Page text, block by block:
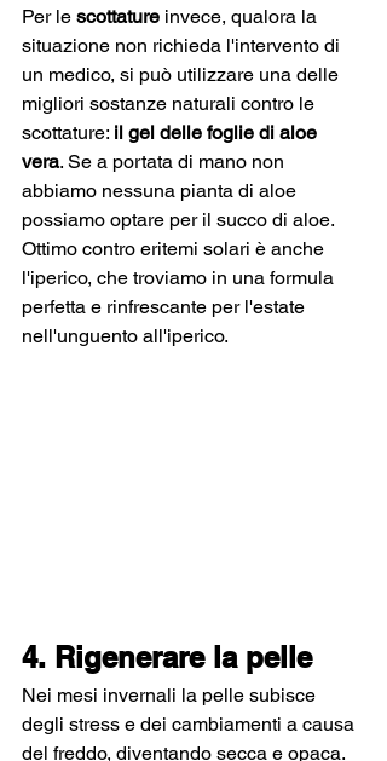
Per le scottature invece, qualora la
situazione non richieda l'intervento di
un medico, si può utilizzare una delle
migliori sostanze naturali contro le
scottature: il gel delle foglie di aloe
vera. Se a portata di mano non
abbiamo nessuna pianta di aloe
possiamo optare per il succo di aloe.
Ottimo contro eritemi solari è anche
l'iperico, che troviamo in una formula
perfetta e rinfrescante per l'estate
nell'unguento all'iperico.
4. Rigenerare la pelle
Nei mesi invernali la pelle subisce
degli stress e dei cambiamenti a causa
del freddo, diventando secca e opaca.